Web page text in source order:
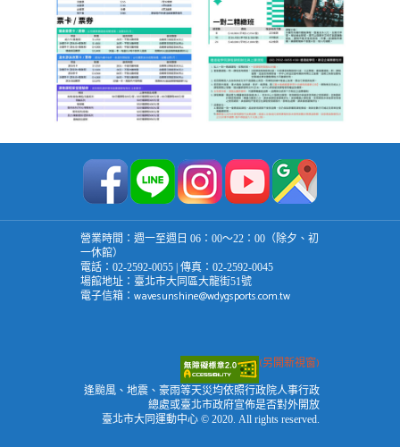
營業時間：週一至週日 06：00～22：00（除夕、初
一休館）
電話：02-2592-0055 | 傳真：02-2592-0045
場館地址：臺北市大同區大龍街51號
電子信箱： wavesunshine@wdygsports.com.tw
(另開新視窗)
逢颱風、地震、豪雨等天災均依照行政院人事行政
總處或臺北市政府宣佈是否對外開放
臺北市大同運動中心 © 2020. All rights reserved.